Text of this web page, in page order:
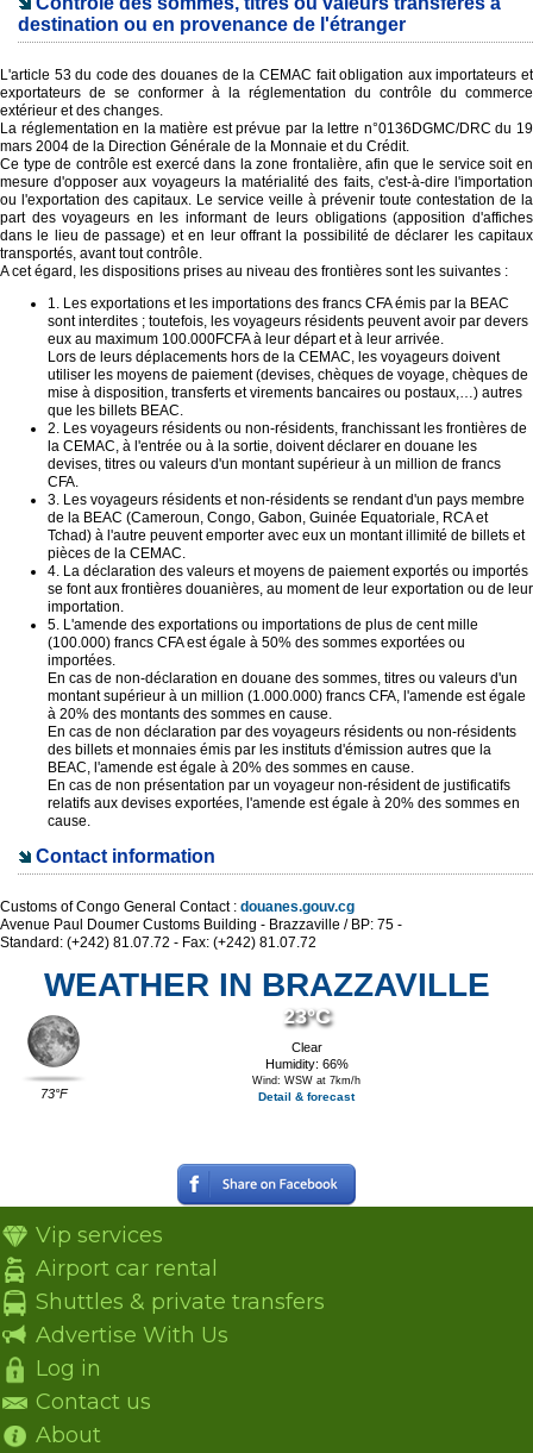
destination ou en provenance de l'étranger
L'article 53 du code des douanes de la CEMAC fait obligation aux importateurs et
exportateurs de se conformer à la réglementation du contrôle du commerce
extérieur et des changes.
La réglementation en la matière est prévue par la lettre n°0136DGMC/DRC du 19
mars 2004 de la Direction Générale de la Monnaie et du Crédit.
Ce type de contrôle est exercé dans la zone frontalière, afin que le service soit en
mesure d'opposer aux voyageurs la matérialité des faits, c'est-à-dire l'importation
ou l'exportation des capitaux. Le service veille à prévenir toute contestation de la
part des voyageurs en les informant de leurs obligations (apposition d'affiches
dans le lieu de passage) et en leur offrant la possibilité de déclarer les capitaux
transportés, avant tout contrôle.
A cet égard, les dispositions prises au niveau des frontières sont les suivantes :
1. Les exportations et les importations des francs CFA émis par la BEAC
sont interdites ; toutefois, les voyageurs résidents peuvent avoir par devers
eux au maximum 100.000FCFA à leur départ et à leur arrivée.
Lors de leurs déplacements hors de la CEMAC, les voyageurs doivent
utiliser les moyens de paiement (devises, chèques de voyage, chèques de
mise à disposition, transferts et virements bancaires ou postaux,…) autres
que les billets BEAC.
2. Les voyageurs résidents ou non-résidents, franchissant les frontières de
la CEMAC, à l'entrée ou à la sortie, doivent déclarer en douane les
devises, titres ou valeurs d'un montant supérieur à un million de francs
CFA.
3. Les voyageurs résidents et non-résidents se rendant d'un pays membre
de la BEAC (Cameroun, Congo, Gabon, Guinée Equatoriale, RCA et
Tchad) à l'autre peuvent emporter avec eux un montant illimité de billets et
pièces de la CEMAC.
4. La déclaration des valeurs et moyens de paiement exportés ou importés
se font aux frontières douanières, au moment de leur exportation ou de leur
importation.
5. L'amende des exportations ou importations de plus de cent mille
(100.000) francs CFA est égale à 50% des sommes exportées ou
importées.
En cas de non-déclaration en douane des sommes, titres ou valeurs d'un
montant supérieur à un million (1.000.000) francs CFA, l'amende est égale
à 20% des montants des sommes en cause.
En cas de non déclaration par des voyageurs résidents ou non-résidents
des billets et monnaies émis par les instituts d'émission autres que la
BEAC, l'amende est égale à 20% des sommes en cause.
En cas de non présentation par un voyageur non-résident de justificatifs
relatifs aux devises exportées, l'amende est égale à 20% des sommes en
cause.
Contact information
Customs of Congo General Contact : douanes.gouv.cg
Avenue Paul Doumer Customs Building - Brazzaville / BP: 75 -
Standard: (+242) 81.07.72 - Fax: (+242) 81.07.72
WEATHER IN BRAZZAVILLE
73°F
23°C
Clear
Humidity: 66%
Wind: WSW at 7km/h
Detail & forecast
Vip services
Airport car rental
Shuttles & private transfers
Advertise With Us
Log in
Contact us
About